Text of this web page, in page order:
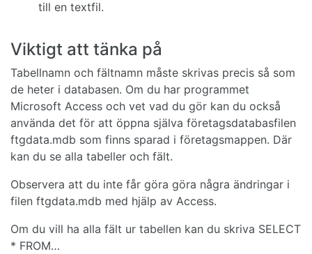
till en textfil.
Viktigt att tänka på
Tabellnamn och fältnamn måste skrivas precis så som
de heter i databasen. Om du har programmet
Microsoft Access och vet vad du gör kan du också
använda det för att öppna själva företagsdatabasfilen
ftgdata.mdb som finns sparad i företagsmappen. Där
kan du se alla tabeller och fält.
Observera att du inte får göra göra några ändringar i
filen ftgdata.mdb med hjälp av Access.
Om du vill ha alla fält ur tabellen kan du skriva SELECT
* FROM…